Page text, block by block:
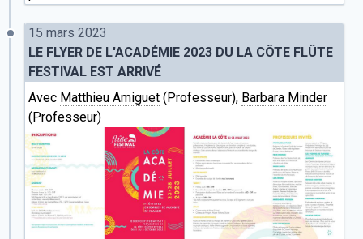
15 mars 2023
LE FLYER DE L'ACADÉMIE 2023 DU LA CÔTE FLÛTE
FESTIVAL EST ARRIVÉ
Avec Matthieu Amiguet (Professeur), Barbara Minder
(Professeur)